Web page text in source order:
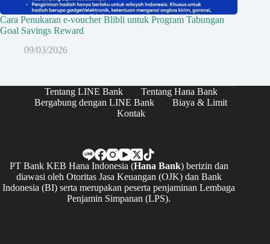
Cara Penukaran e-voucher Blibli untuk Program Tabungan
Goal Savings Reward
09/03/2026
Tentang LINE Bank
Tentang Hana Bank
Bergabung dengan LINE Bank
Biaya & Limit
Kontak
PT Bank KEB Hana Indonesia (Hana Bank) berizin dan
diawasi oleh Otoritas Jasa Keuangan (OJK) dan Bank
Indonesia (BI) serta merupakan peserta penjaminan Lembaga
Penjamin Simpanan (LPS).